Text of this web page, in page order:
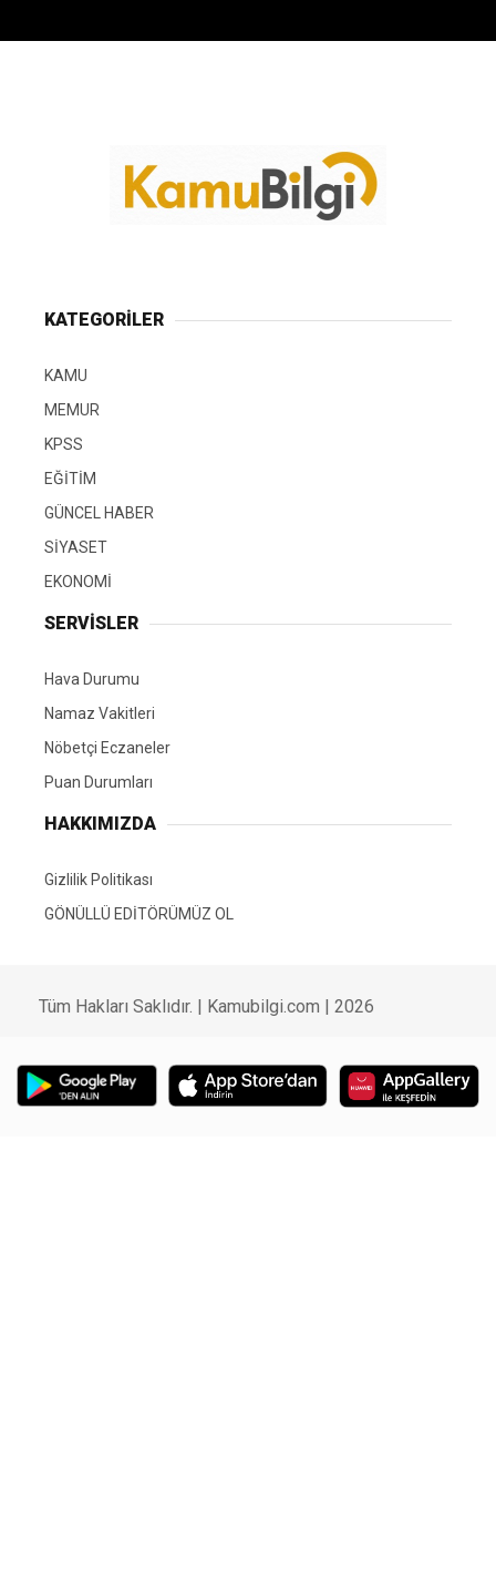
KATEGORİLER
KAMU
MEMUR
KPSS
EĞİTİM
GÜNCEL HABER
SİYASET
EKONOMİ
SERVİSLER
Hava Durumu
Namaz Vakitleri
Nöbetçi Eczaneler
Puan Durumları
HAKKIMIZDA
Gizlilik Politikası
GÖNÜLLÜ EDİTÖRÜMÜZ OL
Tüm Hakları Saklıdır. | Kamubilgi.com | 2026